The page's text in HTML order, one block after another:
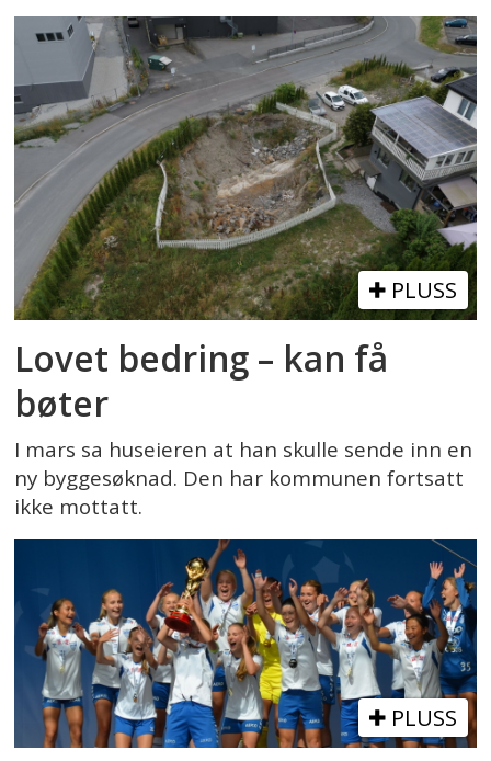
PLUSS
Lovet bedring – kan få
bøter
I mars sa huseieren at han skulle sende inn en
ny byggesøknad. Den har kommunen fortsatt
ikke mottatt.
PLUSS